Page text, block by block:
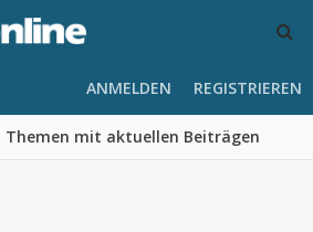
Themen mit aktuellen Beiträgen
ANMELDEN REGISTRIEREN